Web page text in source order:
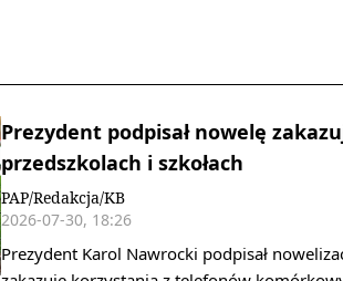
Prezydent podpisał nowelę
przedszkolach i szkołach
PAP/Redakcja/KB
2026-07-30, 18:26
Prezydent Karol Nawrocki podpisał